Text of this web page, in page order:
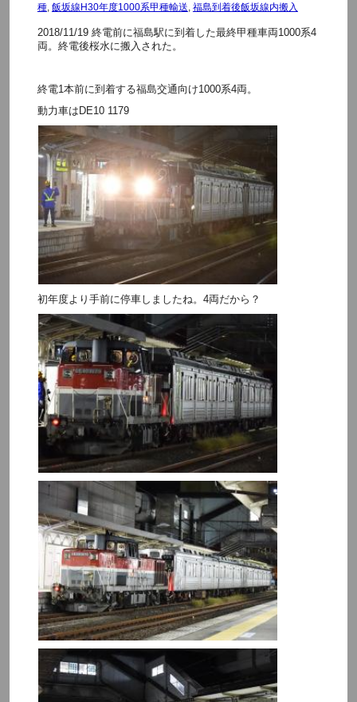
種, 飯坂線H30年度1000系甲種輸送 福島到着後飯坂線内搬入
2018/11/19 終電前に福島駅に到着した最終甲種車両1000系4
両。終電後桜水に搬入された。
終電1本前に到着する福島交通向け1000系4両。
動力車はDE10 1179
初年度より手前に停車しましたね。4両だから？